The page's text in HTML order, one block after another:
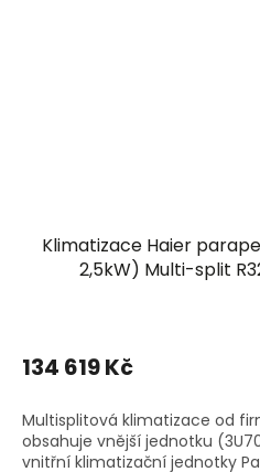
Klimatizace Haier
2,5kW) Multi-split
134 619 Kč
Multisplitová klimatizace od
obsahuje vnější jednotku
vnitřní klimatizační jednotky